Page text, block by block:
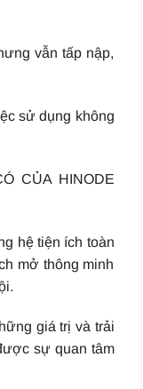
vẫn tấp nập,
sử dụng không
CỦA HINODE
hệ tiện ích toàn
mở thông minh
giá trị và trải
sự quan tâm